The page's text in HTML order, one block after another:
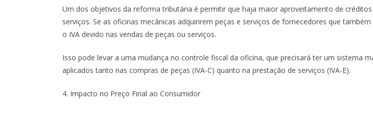
Um dos objetivos da reforma tributária é permitir que haja maior aproveitamento de
serviços. Se as oficinas mecânicas adquirirem peças e serviços de fornecedores que
o IVA devido nas vendas de peças ou serviços.
Isso pode levar a uma mudança no controle fiscal da oficina, que precisará ter um sistema
aplicados tanto nas compras de peças (IVA-C) quanto na prestação de serviços (IVA-E).
4. Impacto no Preço Final ao Consumidor